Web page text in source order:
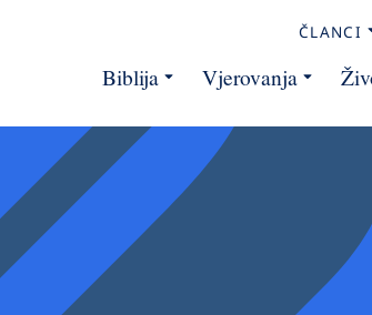
ČLANCI
Biblija Vjerovanja